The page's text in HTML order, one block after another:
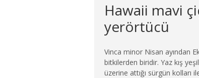
Hawaii mavi
yerörtücü
Vinca minor Nisan ayından
bitkilerden biridir. Yaz kış
üzerine attığı sürgün kolları